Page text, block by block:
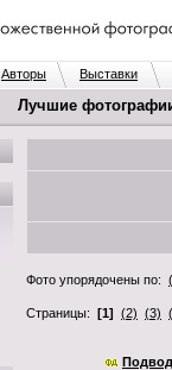
Авторы Выставки
Лучшие
Фото упорядочены по:
Страницы: [1] (2) (3)